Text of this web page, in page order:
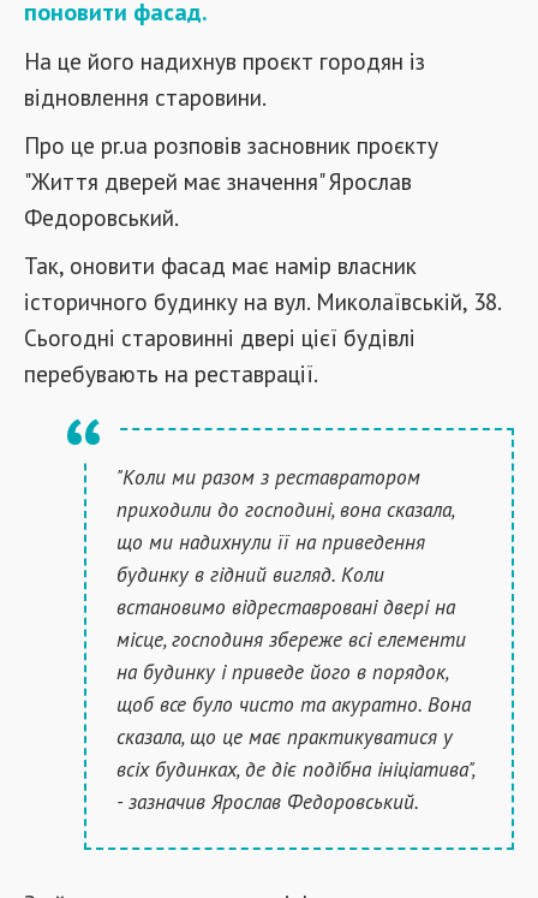
поновити фасад.
На це його надихнув проєкт городян із
відновлення старовини.
Про це pr.ua розповів засновник проєкту
"Життя дверей має значення" Ярослав
Федоровський.
Так, оновити фасад має намір власник
історичного будинку на вул. Миколаївській, 38.
Сьогодні старовинні двері цієї будівлі
перебувають на реставрації.
"Коли ми разом з реставратором
приходили до господині, вона сказала,
що ми надихнули її на приведення
будинку в гідний вигляд. Коли
встановимо відреставровані двері на
місце, господиня збереже всі елементи
на будинку і приведе його в порядок,
щоб все було чисто та акуратно. Вона
сказала, що це має практикуватися у
всіх будинках, де діє подібна ініціатива",
- зазначив Ярослав Федоровський.